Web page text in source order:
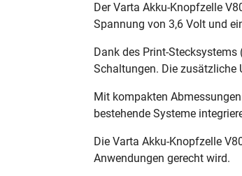
Der Varta Akku-Knopfzelle
Spannung von 3,6 Volt und
Dank des Print-
Schaltungen. Die
Mit kompakten
bestehende Systeme
Die Varta Akku-Knopfzelle
Anwendungen gerecht wird.